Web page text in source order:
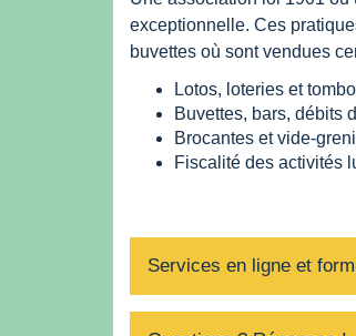
exceptionnelle. Ces
buvettes où sont vendues
Lotos, loteries et
Buvettes, bars, débits
Brocantes et vide-
Fiscalité des activités
Services en ligne et